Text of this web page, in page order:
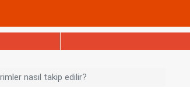
nasıl takip edilir?